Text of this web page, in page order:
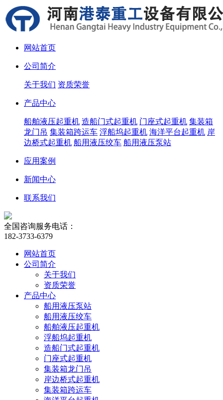
网站首页
公司简介
关于我们 资质荣誉
产品中心
船舶液压起重机 造船门式起重机 门座式起重机 集装箱
龙门吊 集装箱跨运车 浮船坞起重机 海洋平台起重机 岸
边桥式起重机 船用液压绞车 船用液压泵站
应用案例
新闻中心
联系我们
全国咨询服务电话：
182-3733-6379
网站首页
公司简介
关于我们
资质荣誉
产品中心
船用液压泵站
船用液压绞车
船舶液压起重机
浮船坞起重机
造船门式起重机
门座式起重机
集装箱龙门吊
岸边桥式起重机
集装箱跨运车